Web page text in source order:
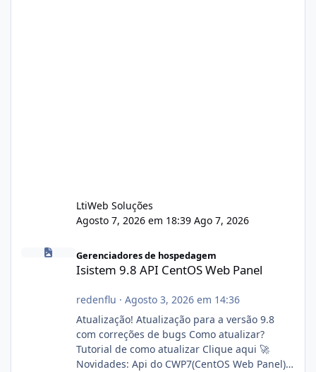
LtiWeb Soluções
Agosto 7, 2026 em 18:39 Ago 7, 2026
Isistem 9.8 API CentOS Web Panel
Gerenciadores de hospedagem
Isistem 9.8 API CentOS Web Panel
redenflu · Agosto 3, 2026 em 14:36
Atualização! Atualização para a versão 9.8
com correções de bugs Como atualizar?
Tutorial de como atualizar Clique aqui 🚀
Novidades: Api do CWP7(CentOS Web Panel)